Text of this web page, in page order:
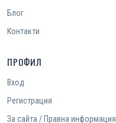
Блог
Контакти
ПРОФИЛ
Вход
Регистрация
За сайта / Правна информация